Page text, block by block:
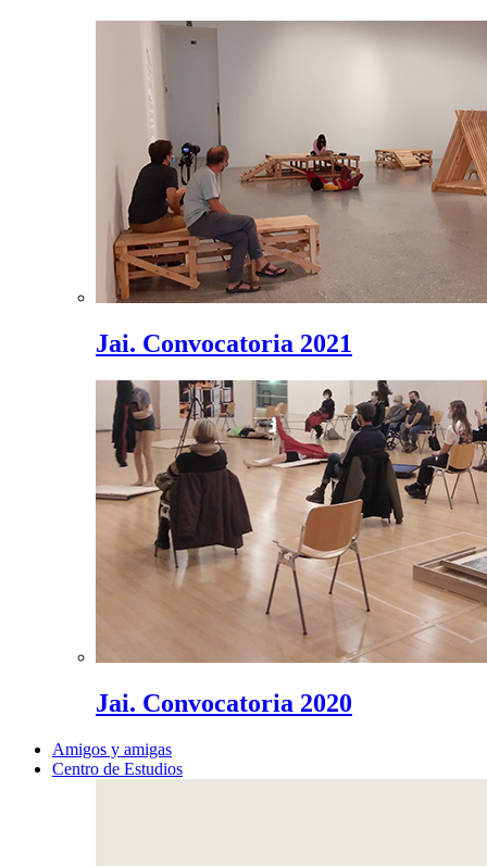
Jai. Convocatoria 2021
Jai. Convocatoria 2020
Amigos y amigas
Centro de Estudios